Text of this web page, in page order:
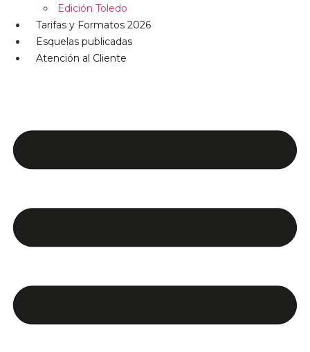
Edición Toledo
Tarifas y Formatos 2026
Esquelas publicadas
Atención al Cliente